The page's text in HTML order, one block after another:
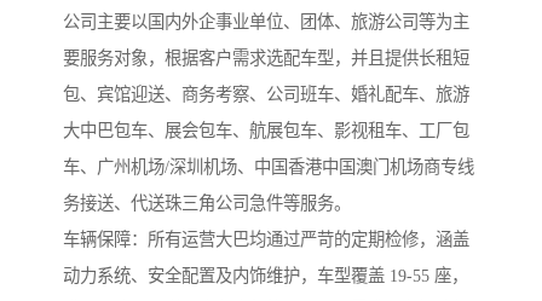
公司主要以国内外企事业单位、团体、旅游公司等为主
要服务对象，根据客户需求选配车型，并且提供长租短
包、宾馆迎送、商务考察、公司班车、婚礼配车、旅游
大中巴包车、展会包车、航展包车、影视租车、工厂包
车、广州机场/深圳机场、中国香港中国澳门机场商专线
务接送、代送珠三角公司急件等服务。
车辆保障：所有运营大巴均通过严苛的定期检修，涵盖
动力系统、安全配置及内饰维护，车型覆盖 19-55 座，